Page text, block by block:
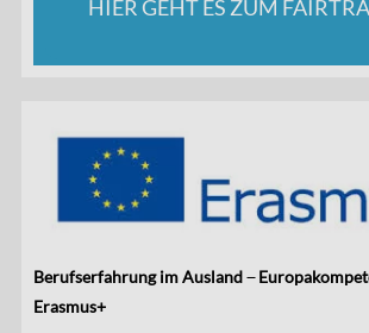
HIER GEHT ES ZUM
Berufserfahrung im Ausland
Erasmus+